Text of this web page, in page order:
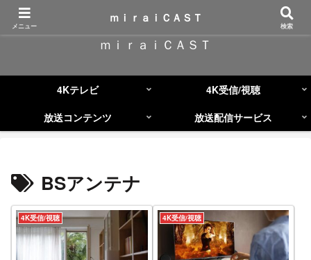
コンテンツへスキップ
ｍｉｒａｉＣＡＳＴ
4Kテレビ
4K受信/視聴
放送コンテンツ
放送配信サービス
BSアンテナ
4K受信/視聴 4K受信/視聴
メニュー
ｍｉｒａｉＣＡＳＴ
検索